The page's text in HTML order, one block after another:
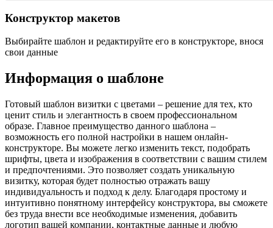
Конструктор макетов
Выбирайте шаблон и редактируйте его в конструкторе, внося
свои данные
Информация о шаблоне
Готовый шаблон визитки с цветами – решение для тех, кто
ценит стиль и элегантность в своем профессиональном
образе. Главное преимущество данного шаблона –
возможность его полной настройки в нашем онлайн-
конструкторе. Вы можете легко изменить текст, подобрать
шрифты, цвета и изображения в соответствии с вашим стилем
и предпочтениями. Это позволяет создать уникальную
визитку, которая будет полностью отражать вашу
индивидуальность и подход к делу. Благодаря простому и
интуитивно понятному интерфейсу конструктора, вы сможете
без труда внести все необходимые изменения, добавить
логотип вашей компании, контактные данные и любую